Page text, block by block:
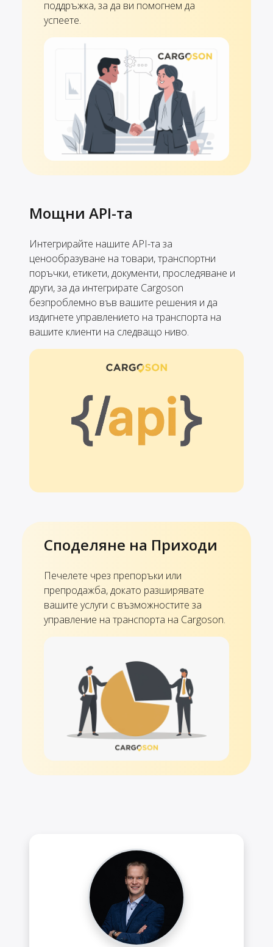
поддръжка, за да ви помогнем да
успеете.
Мощни API-та
Интегрирайте нашите API-та за
ценообразуване на товари, транспортни
поръчки, етикети, документи, проследяване и
други, за да интегрирате Cargoson
безпроблемно във вашите решения и да
издигнете управлението на транспорта на
вашите клиенти на следващо ниво.
Споделяне на Приходи
Печелете чрез препоръки или
препродажба, докато разширявате
вашите услуги с възможностите за
управление на транспорта на Cargoson.